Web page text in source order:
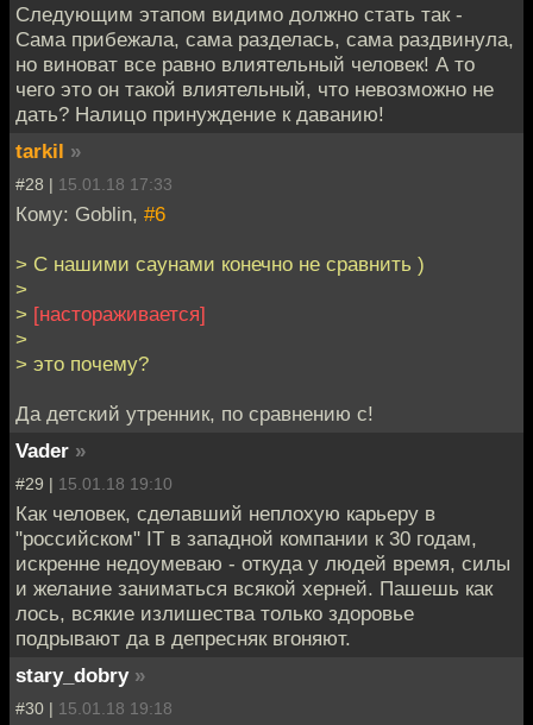
Следующим этапом видимо должно стать так -
Сама прибежала, сама разделась, сама раздвинула,
но виноват все равно влиятельный человек! А то
чего это он такой влиятельный, что невозможно не
дать? Налицо принуждение к даванию!
tarkil »
#28 | 15.01.18 17:33
Кому: Goblin, #6
> С нашими саунами конечно не сравнить )
>
> [настораживается]
>
> это почему?
Да детский утренник, по сравнению с!
Vader »
#29 | 15.01.18 19:10
Как человек, сделавший неплохую карьеру в
"российском" IT в западной компании к 30 годам,
искренне недоумеваю - откуда у людей время, силы
и желание заниматься всякой херней. Пашешь как
лось, всякие излишества только здоровье
подрывают да в депресняк вгоняют.
stary_dobry »
#30 | 15.01.18 19:18